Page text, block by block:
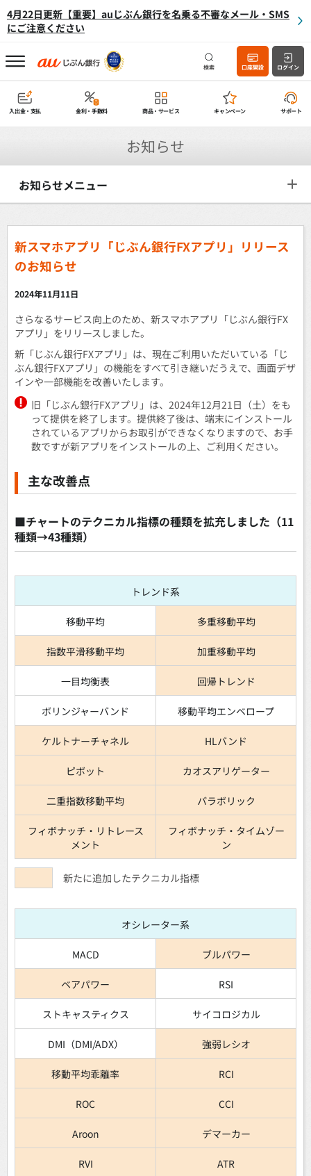
4月22日更新【重要】auじぶん銀行を名乗る不審なメール・SMS
にご注意ください
検索 口座開設 ログイン
入出金・支払 金利・手数料 商品・サービス キャンペーン サポート
お知らせ
お知らせメニュー
新スマホアプリ「じぶん銀行FXアプリ」リリース
のお知らせ
2024年11月11日
さらなるサービス向上のため、新スマホアプリ「じぶん銀行FX
アプリ」をリリースしました。
新「じぶん銀行FXアプリ」は、現在ご利用いただいている「じ
ぶん銀行FXアプリ」の機能をすべて引き継いだうえで、画面デザ
インや一部機能を改善いたします。
旧「じぶん銀行FXアプリ」は、2024年12月21日（土）をも
って提供を終了します。提供終了後は、端末にインストール
されているアプリからお取引ができなくなりますので、お手
数ですが新アプリをインストールの上、ご利用ください。
主な改善点
■チャートのテクニカル指標の種類を拡充しました（11
種類→43種類）
トレンド系
移動平均 多重移動平均
指数平滑移動平均 加重移動平均
一目均衡表 回帰トレンド
ボリンジャーバンド 移動平均エンベロープ
ケルトナーチャネル HLバンド
ピボット カオスアリゲーター
二重指数移動平均 パラボリック
フィボナッチ・リトレース
メント
フィボナッチ・タイムゾー
ン
新たに追加したテクニカル指標
オシレーター系
MACD ブルパワー
ベアパワー RSI
ストキャスティクス サイコロジカル
DMI（DMI/ADX） 強弱レシオ
移動平均乖離率 RCI
ROC CCI
Aroon デマーカー
RVI ATR